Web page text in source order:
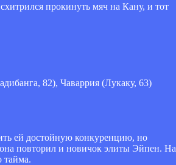
прокинуть мяч на Кану, и тот
82), Чаваррия (Лукаку, 63)
ей достойную конкуренцию, но
повторил и новичок элиты Эйпен. На
тайма.